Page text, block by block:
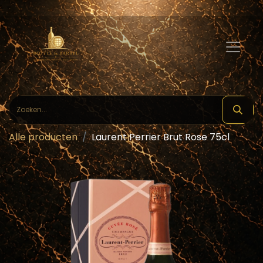
Alle producten Laurent Perrier Brut Rose 75cl